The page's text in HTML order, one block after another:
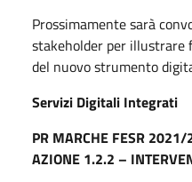
Prossimamente sarà
stakeholder per
del nuovo strumento
Servizi Digitali Integrati
PR MARCHE FESR
AZIONE 1.2.2 –